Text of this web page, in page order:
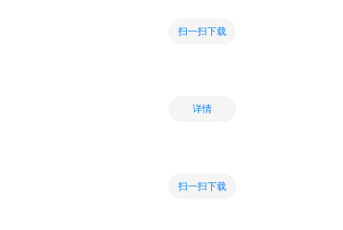
扫一扫下载
详情
扫一扫下载